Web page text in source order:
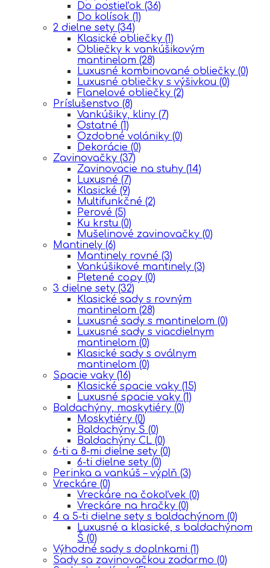
Do postieľok (36)
Do kolísok (1)
2 dielne sety (34)
Klasické obliečky (1)
Obliečky k vankúšikovým
mantinelom (28)
Luxusné kombinované obliečky (0)
Luxusné obliečky s výšivkou (0)
Flanelové obliečky (2)
Príslušenstvo (8)
Vankúšiky, kliny (7)
Ostatné (1)
Ozdobné volániky (0)
Dekorácie (0)
Zavinovačky (37)
Zavinovacie na stuhy (14)
Luxusné (7)
Klasické (9)
Multifunkčné (2)
Perové (5)
Ku krstu (0)
Mušelinové zavinovačky (0)
Mantinely (6)
Mantinely rovné (3)
Vankúšikové mantinely (3)
Pletené copy (0)
3 dielne sety (32)
Klasické sady s rovným
mantinelom (28)
Luxusné sady s mantinelom (0)
Luxusné sady s viacdielnym
mantinelom (0)
Klasické sady s oválnym
mantinelom (0)
Spacie vaky (16)
Klasické spacie vaky (15)
Luxusné spacie vaky (1)
Baldachýny, moskytiéry (0)
Moskytiéry (0)
Baldachýny Š (0)
Baldachýny CL (0)
6-ti a 8-mi dielne sety (0)
6-ti dielne sety (0)
Perinka a vankúš – výplň (3)
Vreckáre (0)
Vreckáre na čokoľvek (0)
Vreckáre na hračky (0)
4 a 5-ti dielne sety s baldachýnom (0)
Luxusné a klasické, s baldachýnom
Š (0)
Výhodné sady s doplnkami (1)
Sady sa zavinovačkou zadarmo (0)